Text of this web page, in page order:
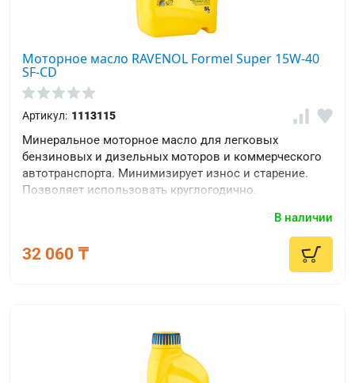
Моторное масло RAVENOL Formel Super 15W-40
SF-CD
Артикул: 1113115
Минеральное моторное масло для легковых
бензиновых и дизельных моторов и коммерческого
автотранспорта. Минимизирует износ и старение.
Позволяет использовать круглогодично.
В наличии
32 060 ₸